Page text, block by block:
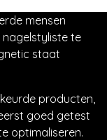
mensen
nagelstyliste te
staat
producten,
goed getest
optimaliseren.